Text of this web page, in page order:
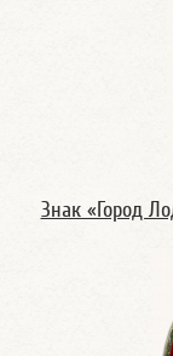
Знак «Город